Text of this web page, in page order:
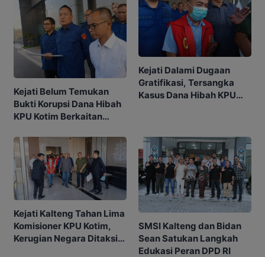
Kejati Belum Temukan
Bukti Korupsi Dana Hibah
KPU Kotim Berkaitan
Kejati Dalami Dugaan
Gratifikasi, Tersangka
Kasus Dana Hibah KPU
Kejati Kalteng Tahan Lima
Komisioner KPU Kotim,
Kerugian Negara Ditaksir
SMSI Kalteng dan Bidan
Sean Satukan Langkah
Edukasi Peran DPD RI